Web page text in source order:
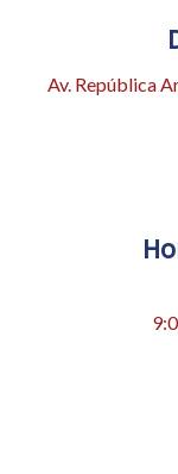
Av. República